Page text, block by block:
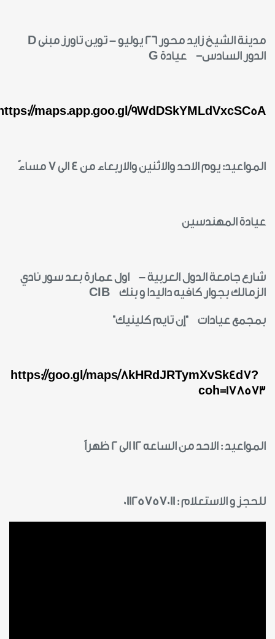
مدينة الشيخ زايد محور 26 يوليو – توين تاورز مبنى
D
الدور السادس- عيادةG
https://maps.app.goo.gl/9WdDSkYMLdVxcSC5A
المواعيد: يوم الاحد والاثنين والاربعاء من 4 الى 7 مساءً
عيادة المهندسين
شارع جامعة الدول العربية – اول عمارة بعد سور نادي
الزمالك بجوار كافيه داليدا و بنك
CIB
بمجمع عيادات “إن تايم كلينيك”
https://goo.gl/maps/8kHRdJRTymXvSk4d7?
coh=178573
المواعيد : الاحد من الساعه 12 الى 2 ظهراً
للحجز و الاستعلام : 01125757011